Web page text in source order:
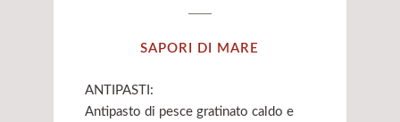
SAPORI DI MARE
ANTIPASTI:
Antipasto di pesce gratinato caldo e